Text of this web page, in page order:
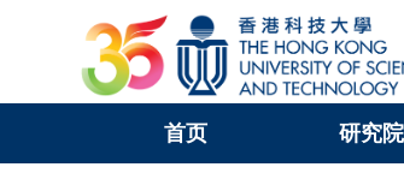
科大新闻
首页 研究